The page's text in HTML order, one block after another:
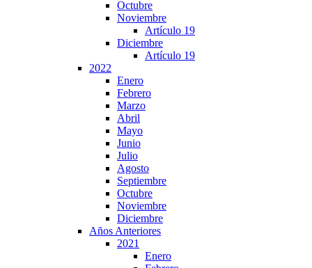
Octubre
Noviembre
Artículo 19
Diciembre
Artículo 19
2022
Enero
Febrero
Marzo
Abril
Mayo
Junio
Julio
Agosto
Septiembre
Octubre
Noviembre
Diciembre
Años Anteriores
2021
Enero